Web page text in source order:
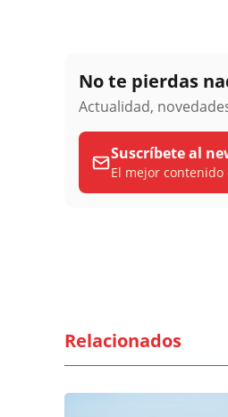
No te pierdas
Actualidad,
Suscríbete al
El mejor
Relacionados